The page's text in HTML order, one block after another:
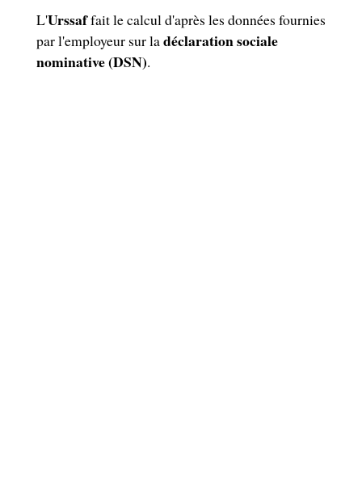
L'Urssaffait le calcul d'après les données fournies
par l'employeur sur ladéclaration sociale
nominative (DSN).